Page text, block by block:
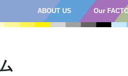
ABOUT US Our